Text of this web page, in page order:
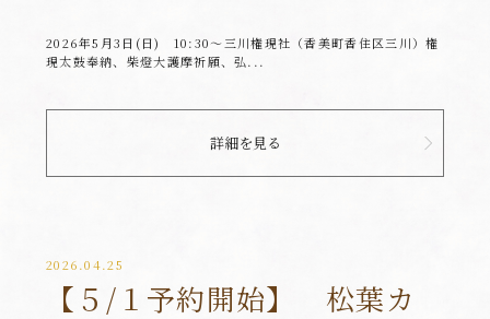
2026年5月3日(日) 10:30～三川権現社（香美町香住区三川）権
現太鼓奉納、柴燈大護摩祈願、弘...
詳細を見る
2026.04.25
【５/１予約開始】 松葉カ